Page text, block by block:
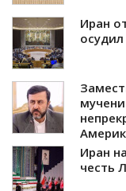
Иран
Иран
честь